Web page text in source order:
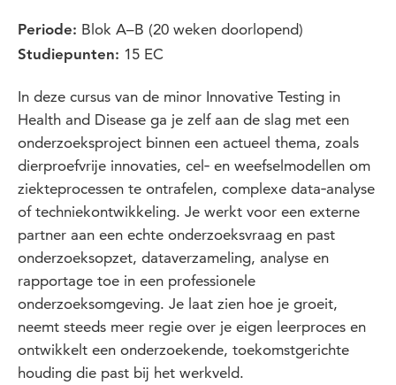
Periode: Blok A–B (20 weken doorlopend)
Studiepunten: 15 EC
In deze cursus van de minor Innovative Testing in
Health and Disease ga je zelf aan de slag met een
onderzoeksproject binnen een actueel thema, zoals
dierproefvrije innovaties, cel‑ en weefselmodellen om
ziekteprocessen te ontrafelen, complexe data‑analyse
of techniekontwikkeling. Je werkt voor een externe
partner aan een echte onderzoeksvraag en past
onderzoeksopzet, dataverzameling, analyse en
rapportage toe in een professionele
onderzoeksomgeving. Je laat zien hoe je groeit,
neemt steeds meer regie over je eigen leerproces en
ontwikkelt een onderzoekende, toekomstgerichte
houding die past bij het werkveld.